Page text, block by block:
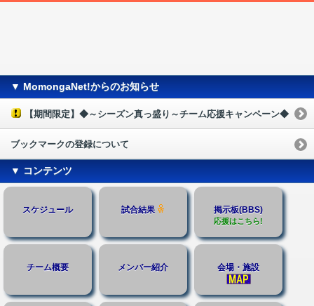
▼ MomongaNet!からのお知らせ
【期間限定】◆～シーズン真っ盛り～チーム応援キャンペーン◆
ブックマークの登録について
▼ コンテンツ
スケジュール 試合結果 掲示板(BBS)
応援はこちら!
チーム概要 メンバー紹介 会場・施設